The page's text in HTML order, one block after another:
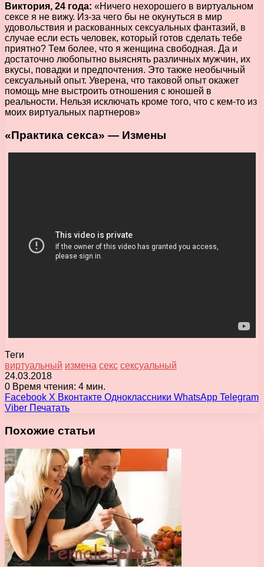
Виктория, 24 года: «Ничего нехорошего в виртуальном
сексе я не вижу. Из-за чего бы не окунуться в мир
удовольствия и раскованных сексуальных фантазий, в
случае если есть человек, который готов сделать тебе
приятно? Тем более, что я женщина свободная. Да и
достаточно любопытно выяснять различных мужчин, их
вкусы, повадки и предпочтения. Это также необычный
сексуальный опыт. Уверена, что таковой опыт окажет
помощь мне выстроить отношения с юношей в
реальности. Нельзя исключать кроме того, что с кем-то из
моих виртуальных партнеров»
«Практика секса» — Измены
Теги
виртуальный измена секс сексуальный
24.03.2018
0 Время чтения: 4 мин.
Facebook X Вконтакте Одноклассники WhatsApp Telegram
Viber Печатать
Похожие статьи